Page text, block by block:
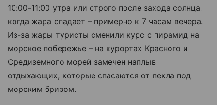
10:00–11:00 утра или строго после захода солнца,
когда жара спадает – примерно к 7 часам вечера.
Из-за жары туристы сменили курс с пирамид на
морское побережье – на курортах Красного и
Средиземного морей замечен наплыв
отдыхающих, которые спасаются от пекла под
морским бризом.